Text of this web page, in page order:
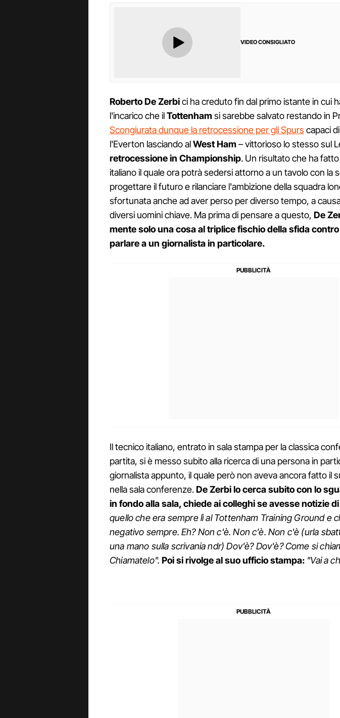
VIDEO CONSIGLIATO
Roberto De Zerbici ha creduto fin dal primo istante in cui
l'incarico che ilTottenham si sarebbe salvato restando in
Scongiurata dunque la retrocessione per gli Spurs capaci
l'Everton lasciando alWest Ham – vittorioso lo stesso sul
retrocessione in Championship. Un risultato che ha
italiano il quale ora potrà sedersi attorno a un tavolo con la
progettare il futuro e rilanciare l'ambizione della squadra
sfortunata anche ad aver perso per diverso tempo, a
diversi uomini chiave. Ma prima di pensare a questo, De
mente solo una cosa al triplice fischio della sfida
parlare a un giornalista in particolare.
Il tecnico italiano, entrato in sala stampa per la classica
partita, si è messo subito alla ricerca di una persona in
giornalista appunto, il quale però non aveva ancora fatto il
nella sala conferenze.De Zerbi lo cerca subito con lo
in fondo alla sala, chiede ai colleghi se avesse notizie
quello che era sempre lì al Tottenham Training Ground e
negativo sempre. Eh? Non c'è. Non c'è. Non c'è (urla
una mano sulla scrivania ndr) Dov'è? Dov'è? Come si
Chiamatelo". Poi si rivolge al suo ufficio stampa: "Vai a